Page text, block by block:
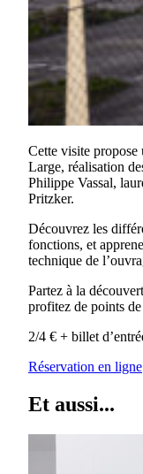
Cette visite propose
Large, réalisation
Philippe Vassal,
Pritzker.
Découvrez les
fonctions, et
technique de
Partez à la
profitez de points
2/4 € + billet
Réservation en ligne
Et aussi...